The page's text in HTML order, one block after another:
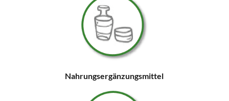
Nahrungsergänzungsmittel